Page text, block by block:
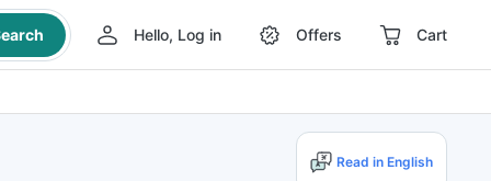
Hello, Log in Offers Cart
Read in English